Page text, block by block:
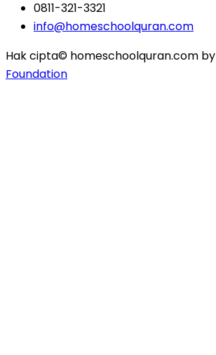
0811-321-3321
info@homeschoolquran.com
Hak cipta© homeschoolquran.com by
Foundation